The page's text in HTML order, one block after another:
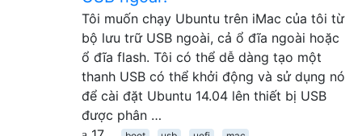
Tôi muốn chạy Ubuntu trên iMac của tôi từ
bộ lưu trữ USB ngoài, cả ổ đĩa ngoài hoặc
ổ đĩa flash. Tôi có thể dễ dàng tạo một
thanh USB có thể khởi động và sử dụng nó
để cài đặt Ubuntu 14.04 lên thiết bị USB
được phân …